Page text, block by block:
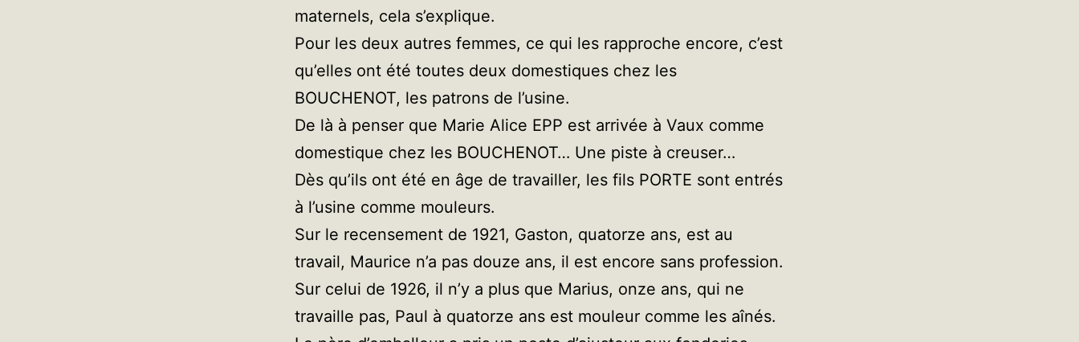
maternels, cela s’explique.
Pour les deux autres femmes, ce qui les rapproche encore, c’est
qu’elles ont été toutes deux domestiques chez les
BOUCHENOT, les patrons de l’usine.
De là à penser que Marie Alice EPP est arrivée à Vaux comme
domestique chez les BOUCHENOT… Une piste à creuser…
Dès qu’ils ont été en âge de travailler, les fils PORTE sont entrés
à l’usine comme mouleurs.
Sur le recensement de 1921, Gaston, quatorze ans, est au
travail, Maurice n’a pas douze ans, il est encore sans profession.
Sur celui de 1926, il n’y a plus que Marius, onze ans, qui ne
travaille pas, Paul à quatorze ans est mouleur comme les aînés.